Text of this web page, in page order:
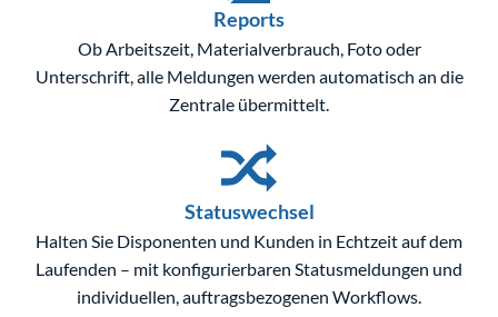
Reports
Ob Arbeitszeit, Materialverbrauch, Foto oder
Unterschrift, alle Meldungen werden automatisch an die
Zentrale übermittelt.
Statuswechsel
Halten Sie Disponenten und Kunden in Echtzeit auf dem
Laufenden – mit konfigurierbaren Statusmeldungen und
individuellen, auftragsbezogenen Workflows.